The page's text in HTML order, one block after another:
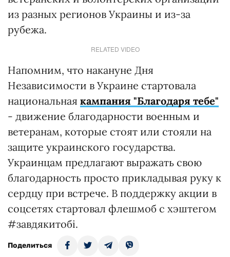
из разных регионов Украины и из-за
рубежа.
RELATED VIDEO
Напомним, что накануне Дня
Независимости в Украине стартовала
национальная кампания "Благодаря тебе"
- движение благодарности военным и
ветеранам, которые стоят или стояли на
защите украинского государства.
Украинцам предлагают выражать свою
благодарность просто прикладывая руку к
сердцу при встрече. В поддержку акции в
соцсетях стартовал флешмоб с хэштегом
#завдякитобі.
Поделиться